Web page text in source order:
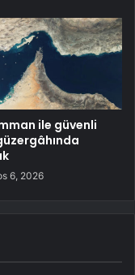
ile güvenli
6, 2026